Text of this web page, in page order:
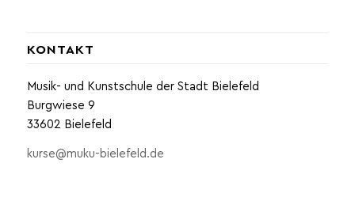
KONTAKT
Musik- und Kunstschule der Stadt Bielefeld
Burgwiese 9
33602 Bielefeld
kurse@muku-bielefeld.de